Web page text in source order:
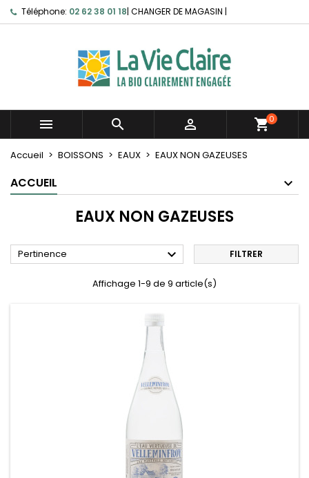
Téléphone: 02 62 38 01 18| CHANGER DE MAGASIN |
   shopping_cart0
Accueil BOISSONS EAUX EAUX NON GAZEUSES
ACCUEIL
EAUX NON GAZEUSES
Pertinence  FILTRER
Affichage 1-9 de 9 article(s)